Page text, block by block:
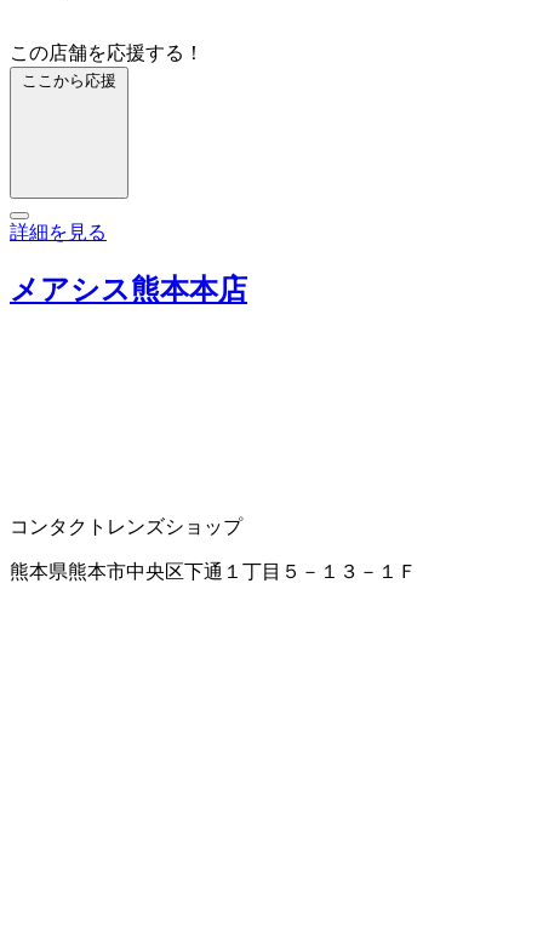
この店舗を応援する！
ここから応援
詳細を見る
メアシス熊本本店
コンタクトレンズショップ
熊本県熊本市中央区下通１丁目５－１３－１Ｆ